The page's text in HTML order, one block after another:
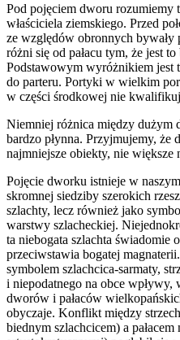
Pod pojęciem dworu rozumiemy
właściciela ziemskiego. Przed
ze względów obronnych bywały
różni się od pałacu tym, że jest
Podstawowym wyróżnikiem jest
do parteru. Portyki w wielkim
w części środkowej nie
Niemniej różnica między dużym
bardzo płynna. Przyjmujemy, że
najmniejsze obiekty, nie większe
Pojęcie dworku istnieje w
skromnej siedziby szerokich
szlachty, lecz również jako
warstwy szlacheckiej.
ta niebogata szlachta świadomie
przeciwstawia bogatej
symbolem szlachcica-sarmaty,
i niepodatnego na obce
dworów i pałaców
obyczaje. Konflikt między
biednym szlachcicem) a